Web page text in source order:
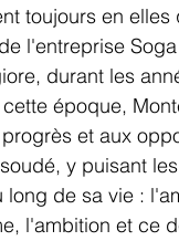
toujours en
l'entreprise
durant les
époque,
et aux
y puisant
de sa vie :
l'ambition et ce